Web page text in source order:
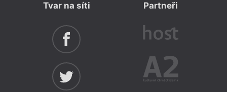
Tvar na síti Partneři